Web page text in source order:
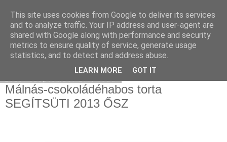
Moha Konyha
Málnás-csokoládéhabos torta
SEGÍTSÜTI 2013 ŐSZ
This site uses cookies from Google to deliver its services
and to analyze traffic. Your IP address and user-agent are
shared with Google along with performance and security
metrics to ensure quality of service, generate usage
statistics, and to detect and address abuse.
LEARN MORE GOT IT